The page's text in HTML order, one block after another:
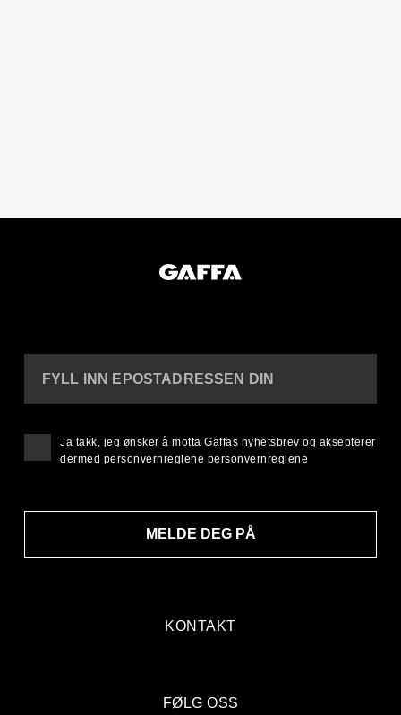
KONTAKT
FYLL INN EPOSTADRESSEN DIN
MELDE DEG PÅ
Ja takk, jeg ønsker å motta Gaffas nyhetsbrev og aksepterer
dermed personvernreglene personvernreglene
FØLG OSS